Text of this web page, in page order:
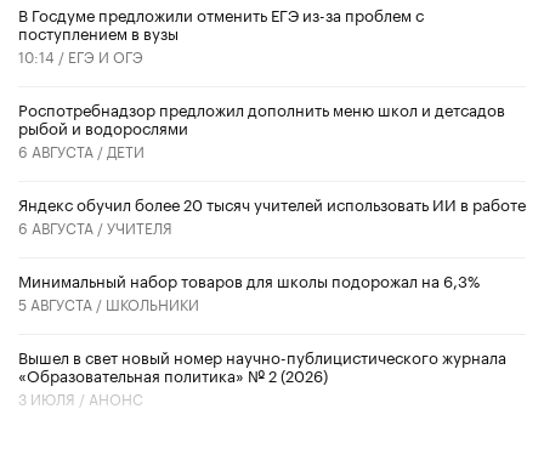
В Госдуме предложили отменить ЕГЭ из-за проблем с
поступлением в вузы
10:14 / ЕГЭ И ОГЭ
Роспотребнадзор предложил дополнить меню школ и детсадов
рыбой и водорослями
6 АВГУСТА / ДЕТИ
​Яндекс обучил более 20 тысяч учителей использовать ИИ в работе
6 АВГУСТА /УЧИТЕЛЯ
Минимальный набор товаров для школы подорожал на 6,3%
5 АВГУСТА / ШКОЛЬНИКИ
Вышел в свет новый номер научно-публицистического журнала
«Образовательная политика» № 2 (2026)
3 ИЮЛЯ / АНОНС